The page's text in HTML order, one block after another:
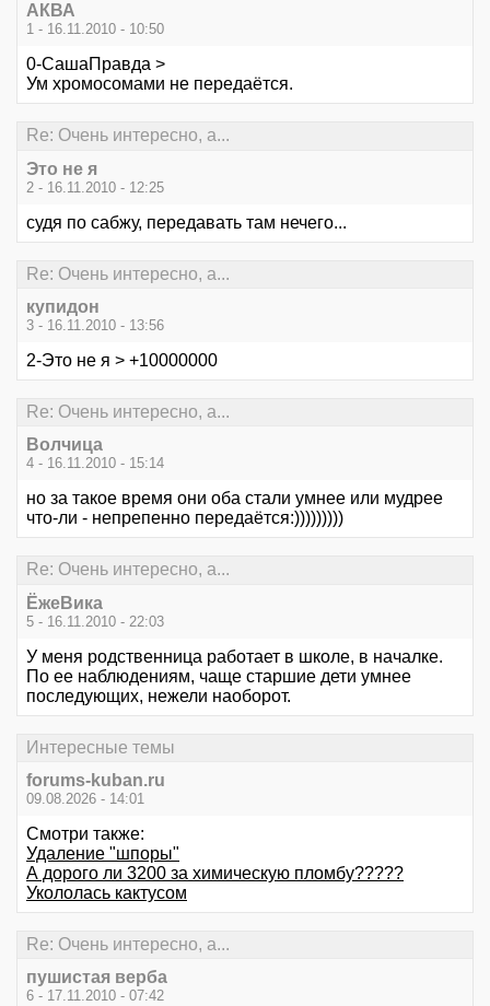
АКВА
1 - 16.11.2010 - 10:50
0-СашаПравда >
Ум хромосомами не передаётся.
Re: Очень интересно, а...
Это не я
2 - 16.11.2010 - 12:25
судя по сабжу, передавать там нечего...
Re: Очень интересно, а...
купидон
3 - 16.11.2010 - 13:56
2-Это не я > +10000000
Re: Очень интересно, а...
Волчица
4 - 16.11.2010 - 15:14
но за такое время они оба стали умнее или мудрее
что-ли - непрепенно передаётся:)))))))))
Re: Очень интересно, а...
ЁжеВика
5 - 16.11.2010 - 22:03
У меня родственница работает в школе, в началке.
По ее наблюдениям, чаще старшие дети умнее
последующих, нежели наоборот.
Интересные темы
forums-kuban.ru
09.08.2026 - 14:01
Смотри также:
Удаление "шпоры"
А дорого ли 3200 за химическую пломбу?????
Укололась кактусом
Re: Очень интересно, а...
пушистая верба
6 - 17.11.2010 - 07:42